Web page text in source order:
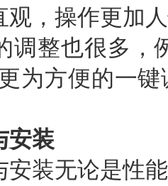
观，操作更加
整也很多，
为方便的一
安装
无论是性能